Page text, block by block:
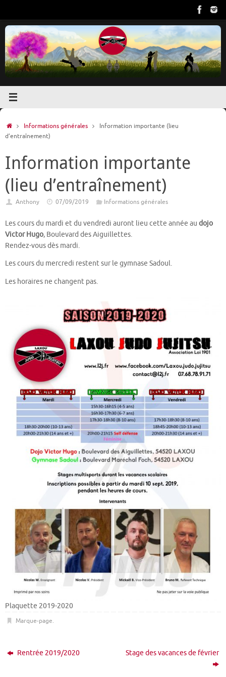
contenu
AccueilInformations générales
Information importante (lieu
d’entraînement)
Information importante
(lieu d’entraînement)
Anthony 07/09/2019 Informations générales
Les cours du mardi et du vendredi auront lieu cette année au dojo
Victor Hugo, Boulevard des Aiguillettes.
Rendez-vous dès mardi.
Les cours du mercredi restent sur le gymnase Sadoul.
Les horaires ne changent pas.
Plaquette 2019-2020
Marque-page.
Rentrée 2019/2020 Stage des vacances de février